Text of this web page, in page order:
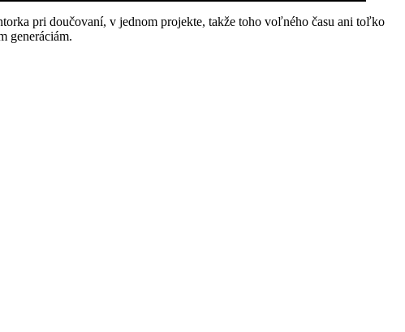
pri doučovaní, v jednom projekte, takže toho voľného času ani toľko
generáciám.